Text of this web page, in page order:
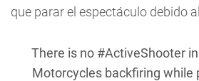
que parar el espectáculo debido
There is no #ActiveShooterin
Motorcycles backfiring while